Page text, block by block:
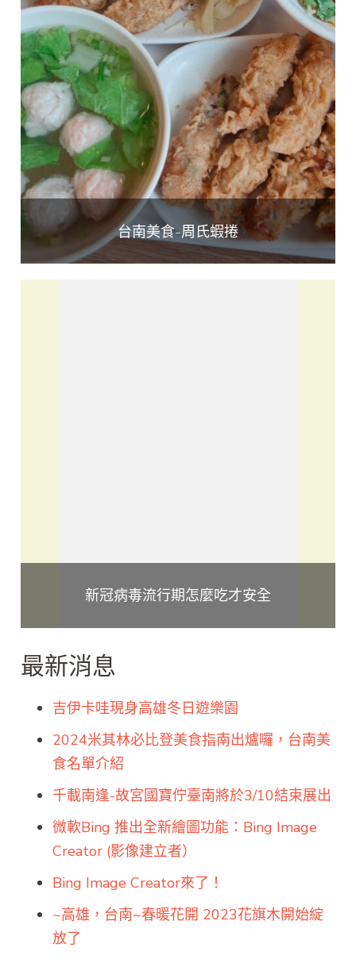
台南美食-周氏蝦捲
新冠病毒流行期怎麼吃才安全
最新消息
吉伊卡哇現身高雄冬日遊樂園
2024米其林必比登美食指南出爐囉，台南美
食名單介紹
千載南逢-故宮國寶佇臺南將於3/10結束展出
微軟Bing 推出全新繪圖功能：Bing Image
Creator (影像建立者）
Bing Image Creator來了！
~高雄，台南~春暖花開 2023花旗木開始綻
放了